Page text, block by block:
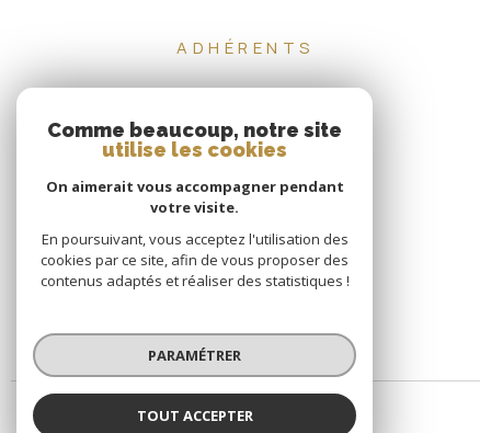
ADHÉRENTS
Comme beaucoup, notre site
utilise les cookies
On aimerait vous accompagner pendant
votre visite.
En poursuivant, vous acceptez l'utilisation des
cookies par ce site, afin de vous proposer des
contenus adaptés et réaliser des statistiques !
PARAMÉTRER
TOUT ACCEPTER